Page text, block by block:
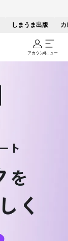
しまうま出版 カ
アカウントメニュー